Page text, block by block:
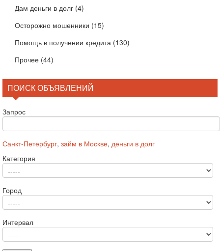
Дам деньги в долг (4)
Осторожно мошенники (15)
Помощь в получении кредита (130)
Прочее (44)
ПОИСК ОБЪЯВЛЕНИЙ
Запрос
Санкт-Петербург, займ в Москве, деньги в долг
Категория
Город
Интервал